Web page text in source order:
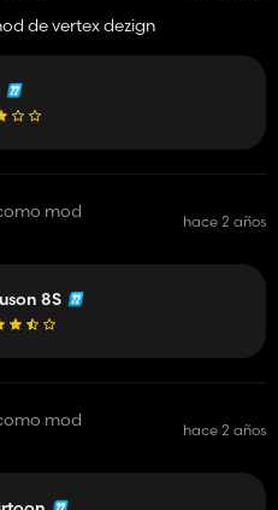
de vertex dezign
mod hace 2 años
8S
mod hace 2 años